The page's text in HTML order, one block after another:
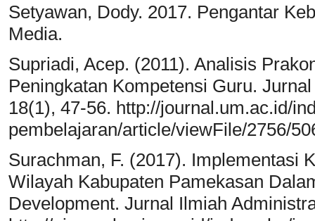
Setyawan, Dody. 2017. Pengantar
Media.
Supriadi, Acep. (2011). Analisis
Peningkatan Kompetensi Guru.
18(1), 47-56. http://journal.um.ac.id/
pembelajaran/article/viewFile/2756/
Surachman, F. (2017). Implementasi
Wilayah Kabupaten Pamekasan
Development. Jurnal Ilmiah